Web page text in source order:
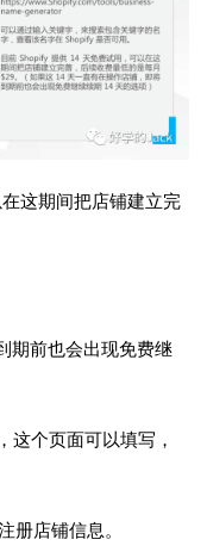
这期间把店铺建立完
期前也会出现免费继
这个页面可以填写，
册店铺信息。